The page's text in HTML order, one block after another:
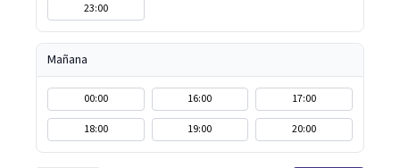
23:00
Mañana
00:00 16:00
17:00
18:00
19:00 20:00